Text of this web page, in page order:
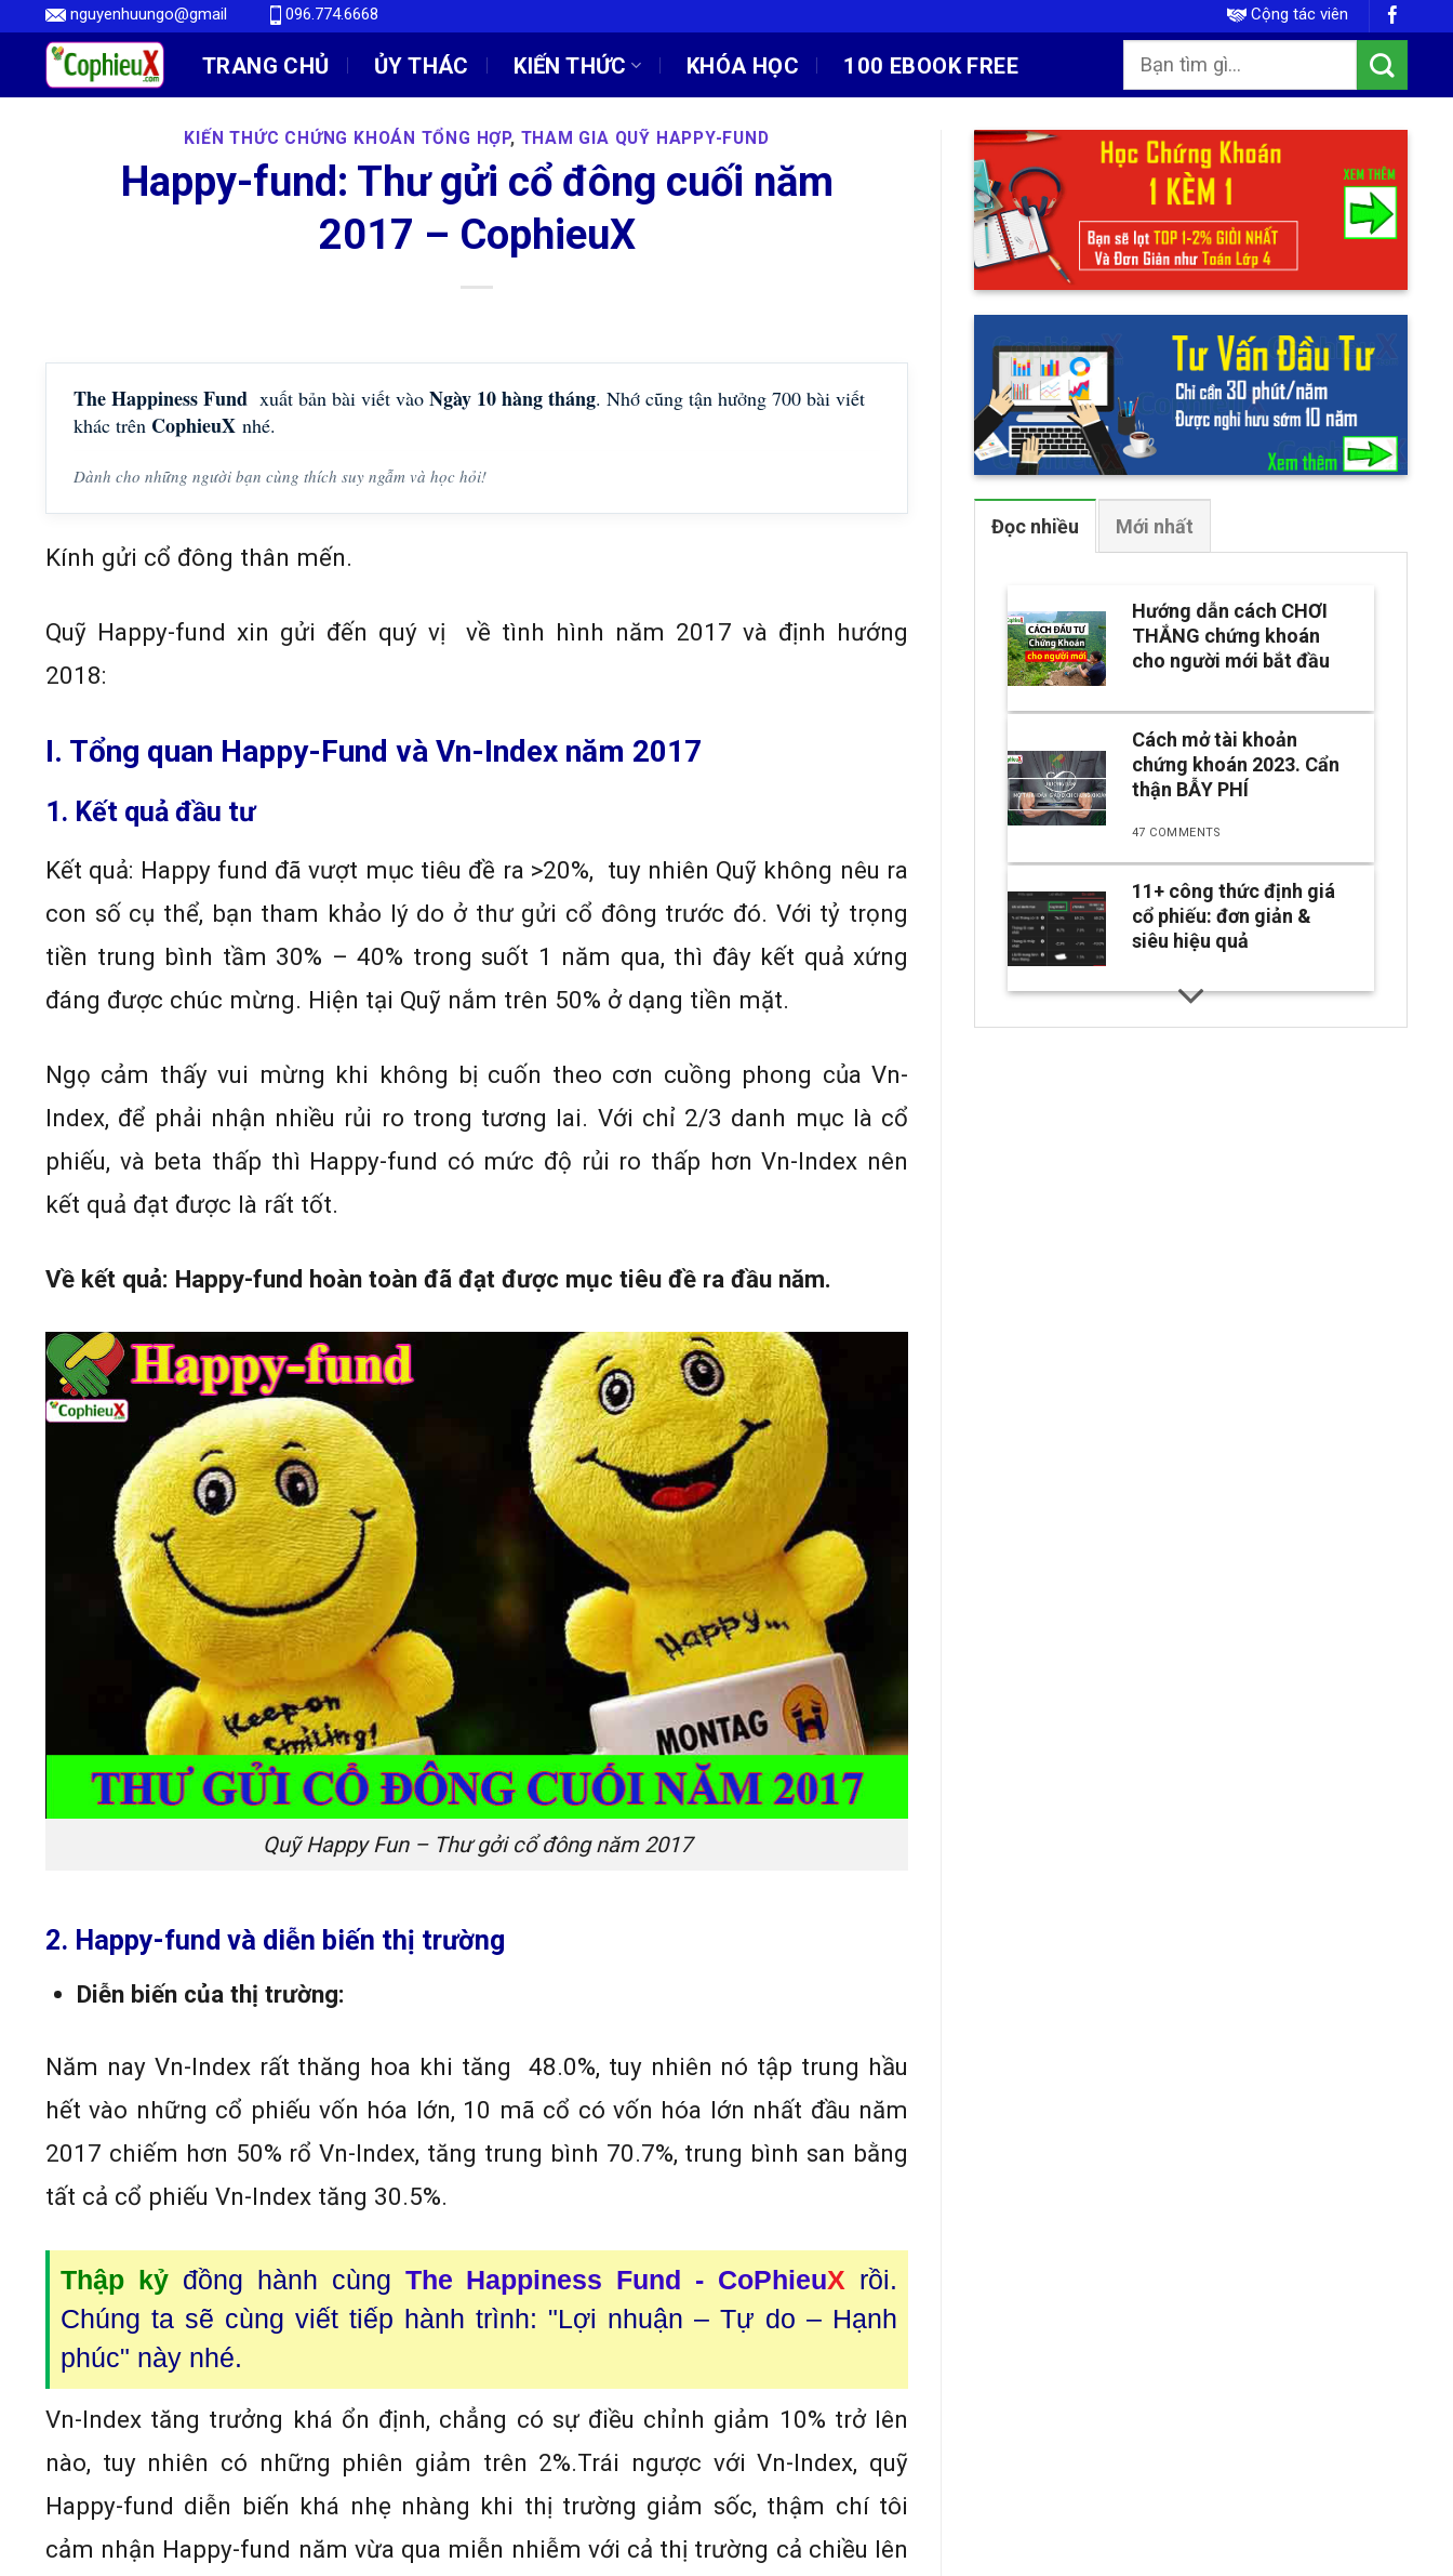
Skip
content
nguyenhuungo@gmail 096.774.6668 Cộng tác viên
TRANG CHỦ ỦY THÁC KIẾN THỨC KHÓA HỌC 100 EBOOK FREE
KIẾN THỨC CHỨNG KHOÁN TỔNG HỢP, THAM GIA QUỸ HAPPY-FUND
Happy-fund: Thư gửi cổ đông cuối năm
2017 – CophieuX
The Happiness Fund xuất bản bài viết vào Ngày 10 hàng tháng. Nhớ cũng tận hưởng 700 bài viết
khác trên CophieuX nhé.
Dành cho những người bạn cùng thích suy ngẫm và học hỏi!
Kính gửi cổ đông thân mến.
Quỹ Happy-fund xin gửi đến quý vị về tình hình năm 2017 và định hướng
2018:
I. Tổng quan Happy-Fund và Vn-Index năm 2017
1. Kết quả đầu tư
Kết quả: Happy fund đã vượt mục tiêu đề ra >20%, tuy nhiên Quỹ không nêu ra
con số cụ thể, bạn tham khảo lý do ở thư gửi cổ đông trước đó. Với tỷ trọng
tiền trung bình tầm 30% – 40% trong suốt 1 năm qua, thì đây kết quả xứng
đáng được chúc mừng. Hiện tại Quỹ nắm trên 50% ở dạng tiền mặt.
Ngọ cảm thấy vui mừng khi không bị cuốn theo cơn cuồng phong của Vn-
Index, để phải nhận nhiều rủi ro trong tương lai. Với chỉ 2/3 danh mục là cổ
phiếu, và beta thấp thì Happy-fund có mức độ rủi ro thấp hơn Vn-Index nên
kết quả đạt được là rất tốt.
Về kết quả: Happy-fund hoàn toàn đã đạt được mục tiêu đề ra đầu năm.
Quỹ Happy Fun – Thư gởi cổ đông năm 2017
2. Happy-fund và diễn biến thị trường
Diễn biến của thị trường:
Năm nay Vn-Index rất thăng hoa khi tăng 48.0%, tuy nhiên nó tập trung hầu
hết vào những cổ phiếu vốn hóa lớn, 10 mã cổ có vốn hóa lớn nhất đầu năm
2017 chiếm hơn 50% rổ Vn-Index, tăng trung bình 70.7%, trung bình san bằng
tất cả cổ phiếu Vn-Index tăng 30.5%.
Thập kỷ đồng hành cùng The Happiness Fund - CoPhieuX rồi.
Chúng ta sẽ cùng viết tiếp hành trình: "Lợi nhuận – Tự do – Hạnh
phúc" này nhé.
Vn-Index tăng trưởng khá ổn định, chẳng có sự điều chỉnh giảm 10% trở lên
nào, tuy nhiên có những phiên giảm trên 2%.Trái ngược với Vn-Index, quỹ
Happy-fund diễn biến khá nhẹ nhàng khi thị trường giảm sốc, thậm chí tôi
cảm nhận Happy-fund năm vừa qua miễn nhiễm với cả thị trường cả chiều lên
Đọc nhiều Mới nhất
Hướng dẫn cách CHƠI
THẮNG chứng khoán
cho người mới bắt đầu
Cách mở tài khoản
chứng khoán 2023. Cẩn
thận BẪY PHÍ
47 COMMENTS
11+ công thức định giá
cổ phiếu: đơn giản &
siêu hiệu quả